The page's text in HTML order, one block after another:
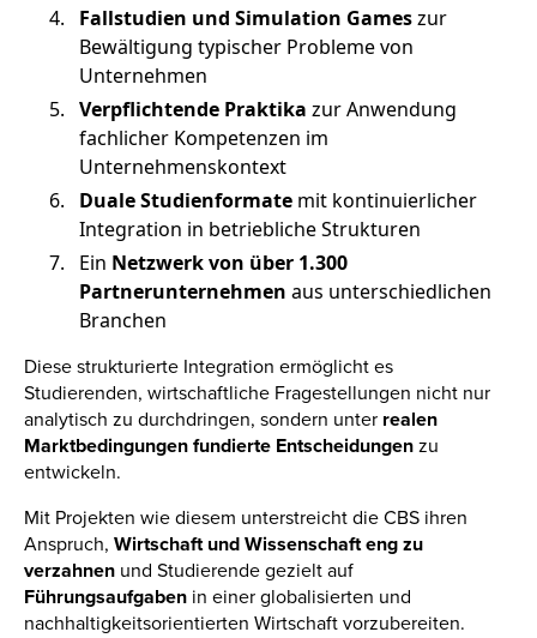
Fallstudien und Simulation Gameszur
Bewältigung typischer Probleme von
Unternehmen
Verpflichtende Praktika zur Anwendung
fachlicher Kompetenzen im
Unternehmenskontext
Duale Studienformate mit kontinuierlicher
Integration in betriebliche Strukturen
Ein Netzwerk von über 1.300
Partnerunternehmen aus unterschiedlichen
Branchen
Diese strukturierte Integration ermöglicht es
Studierenden, wirtschaftliche Fragestellungen nicht nur
analytisch zu durchdringen, sondern unter realen
Marktbedingungen fundierte Entscheidungen zu
entwickeln.
Mit Projekten wie diesem unterstreicht die CBS ihren
Anspruch, Wirtschaft und Wissenschaft eng zu
verzahnen und Studierende gezielt auf
Führungsaufgaben in einer globalisierten und
nachhaltigkeitsorientierten Wirtschaft vorzubereiten.